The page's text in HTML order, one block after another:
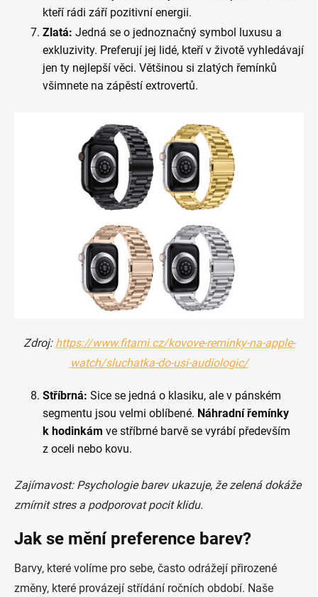
kteří rádi září pozitivní energii.
Zlatá: Jedná se o jednoznačný symbol luxusu a
exkluzivity. Preferují jej lidé, kteří v životě vyhledávají
jen ty nejlepší věci. Většinou si zlatých řemínků
všimnete na zápěstí extrovertů.
Zdroj: https://www.fitami.cz/kovove-reminky-na-apple-
watch/sluchatka-do-usi-audiologic/
Stříbrná: Sice se jedná o klasiku, ale v pánském
segmentu jsou velmi oblíbené. Náhradní řemínky
k hodinkám ve stříbrné barvě se vyrábí především
z oceli nebo kovu.
Zajímavost: Psychologie barev ukazuje, že zelená dokáže
zmírnit stres a podporovat pocit klidu.
Jak se mění preference barev?
Barvy, které volíme pro sebe, často odrážejí přirozené
změny, které provázejí střídání ročních období. Naše